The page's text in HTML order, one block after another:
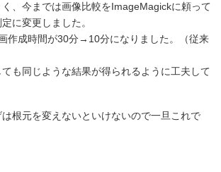
、今までは画像比較をImageMagickに頼って
に変更しました。
作成時間が30分→10分になりました。（従来
も同じような結果が得られるように工夫して
根元を変えないといけないので一旦これで